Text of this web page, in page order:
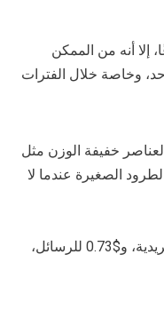
إلا أنه من الممكن
وخاصة خلال الفترات
خفيفة الوزن مثل
الصغيرة عندما لا
:يبدأ من $0.56 للبطاقات البريدية، و$0.73 للرسائل،